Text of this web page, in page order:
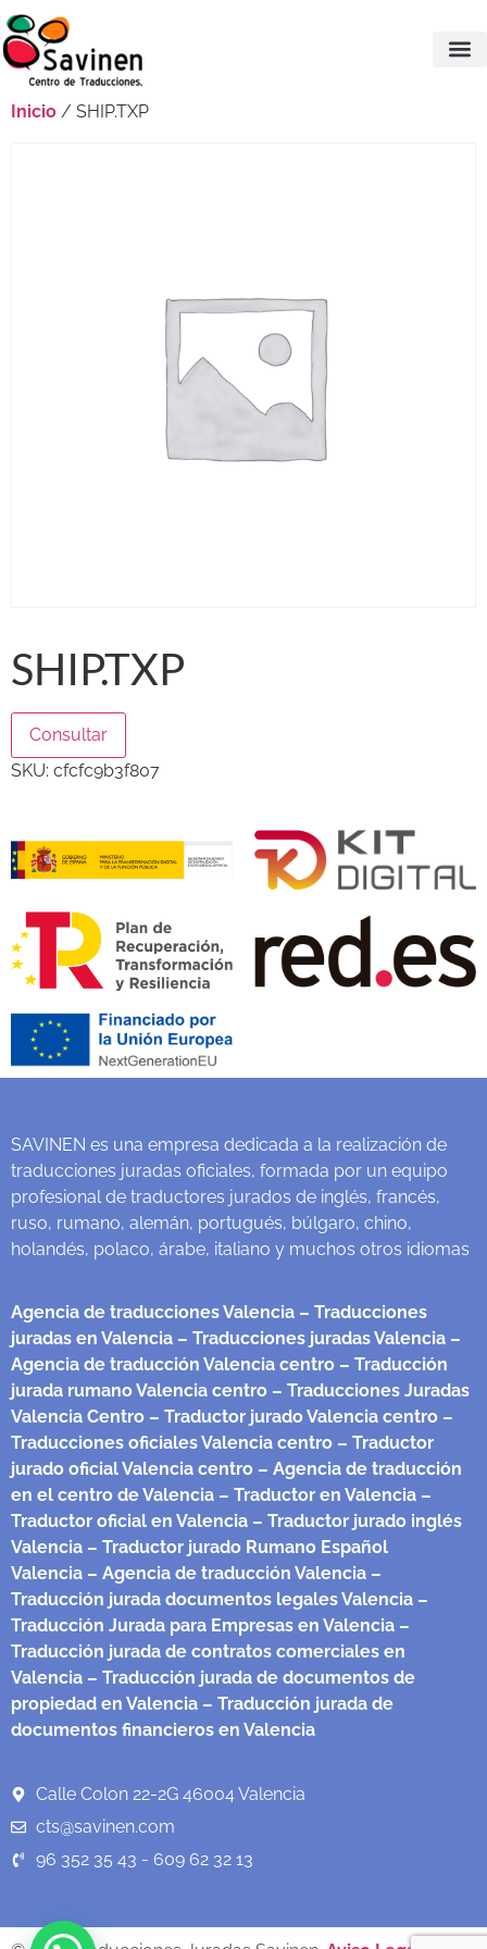
Inicio / SHIP.TXP
SHIP.TXP
Consultar
SKU: cfcfc9b3f807
SAVINEN es una empresa dedicada a la realización de
traducciones juradas oficiales, formada por un equipo
profesional de traductores jurados de inglés, francés,
ruso, rumano, alemán, portugués, búlgaro, chino,
holandés, polaco, árabe, italiano y muchos otros idiomas
Agencia de traducciones Valencia – Traducciones
juradas en Valencia – Traducciones juradas Valencia –
Agencia de traducción Valencia centro – Traducción
jurada rumano Valencia centro – Traducciones Juradas
Valencia Centro – Traductor jurado Valencia centro –
Traducciones oficiales Valencia centro – Traductor
jurado oficial Valencia centro – Agencia de traducción
en el centro de Valencia – Traductor en Valencia –
Traductor oficial en Valencia – Traductor jurado inglés
Valencia – Traductor jurado Rumano Español
Valencia – Agencia de traducción Valencia –
Traducción jurada documentos legales Valencia –
Traducción Jurada para Empresas en Valencia –
Traducción jurada de contratos comerciales en
Valencia – Traducción jurada de documentos de
propiedad en Valencia – Traducción jurada de
documentos financieros en Valencia
Calle Colon 22-2G 46004 Valencia
cts@savinen.com
96 352 35 43 - 609 62 32 13